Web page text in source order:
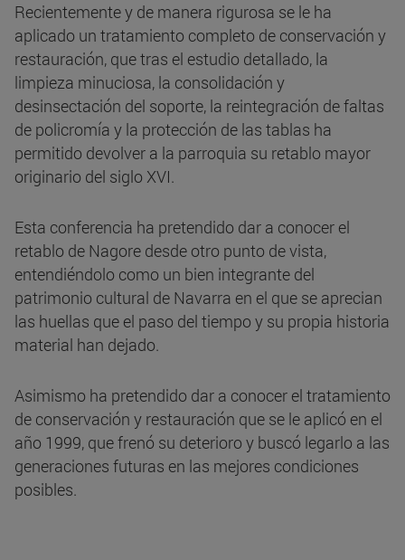
Recientemente y de manera rigurosa se le ha
aplicado un tratamiento completo de conservación y
restauración, que tras el estudio detallado, la
limpieza minuciosa, la consolidación y
desinsectación del soporte, la reintegración de faltas
de policromía y la protección de las tablas ha
permitido devolver a la parroquia su retablo mayor
originario del siglo XVI.
Esta conferencia ha pretendido dar a conocer el
retablo de Nagore desde otro punto de vista,
entendiéndolo como un bien integrante del
patrimonio cultural de Navarra en el que se aprecian
las huellas que el paso del tiempo y su propia historia
material han dejado.
Asimismo ha pretendido dar a conocer el tratamiento
de conservación y restauración que se le aplicó en el
año 1999, que frenó su deterioro y buscó legarlo a las
generaciones futuras en las mejores condiciones
posibles.